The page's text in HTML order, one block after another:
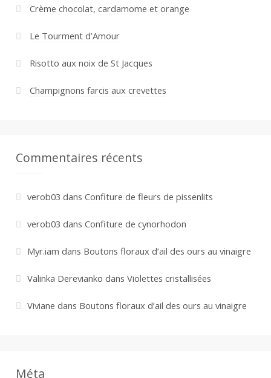
Crème chocolat, cardamome et orange
Le Tourment d’Amour
Risotto aux noix de St Jacques
Champignons farcis aux crevettes
Commentaires récents
verob03 dans Confiture de fleurs de pissenlits
verob03 dans Confiture de cynorhodon
Myr.iam dans Boutons floraux d’ail des ours au vinaigre
Valinka Derevianko dans Violettes cristallisées
Viviane dans Boutons floraux d’ail des ours au vinaigre
Méta